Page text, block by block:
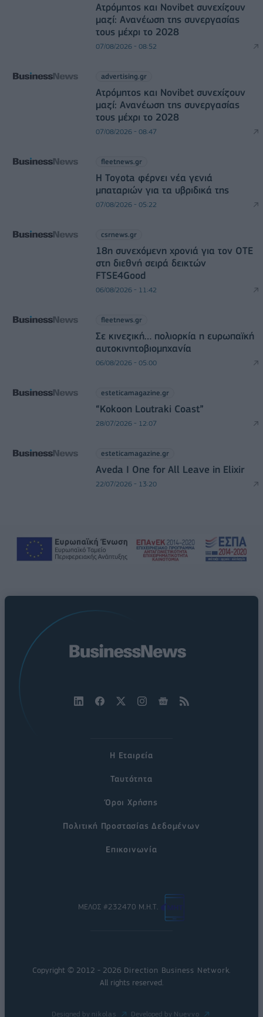
Ατρόμητος και Novibet συνεχίζουν
μαζί: Ανανέωση της συνεργασίας
τους μέχρι το 2028
07/08/2026 - 08:52
advertising.gr
Ατρόμητος και Novibet συνεχίζουν
μαζί: Ανανέωση της συνεργασίας
τους μέχρι το 2028
07/08/2026 - 08:47
fleetnews.gr
Η Toyota φέρνει νέα γενιά
μπαταριών για τα υβριδικά της
07/08/2026 - 05:22
csrnews.gr
18η συνεχόμενη χρονιά για τον ΟΤΕ
στη διεθνή σειρά δεικτών
FTSE4Good
06/08/2026 - 11:42
fleetnews.gr
Σε κινεζική… πολιορκία η ευρωπαϊκή
αυτοκινητοβιομηχανία
06/08/2026 - 05:00
esteticamagazine.gr
“Kokoon Loutraki Coast”
28/07/2026 - 12:07
esteticamagazine.gr
Aveda I One for All Leave in Elixir
22/07/2026 - 13:20
Η Εταιρεία
Ταυτότητα
Όροι Χρήσης
Πολιτική Προστασίας Δεδομένων
Επικοινωνία
ΜΕΛΟΣ #232470 Μ.Η.Τ.
Copyright © 2012 - 2026 Direction Business Network
All rights reserved.
Designed by nikolas Developed by Nuevvo